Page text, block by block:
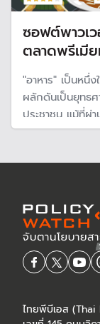
ซอฟต์พาวเว
ตลาดพรีเมี
"อาหาร" เป็นหนึ่
ผลักดันเป็นยุทธ
ประชาชน แม้ที่ผ่
ประเมินแนวโน้ม
ดันอย่างเป็นรูปธ
ไทยพีบีเอส (Thai